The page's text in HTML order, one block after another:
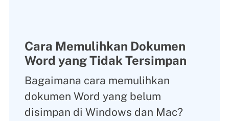
Cara Memulihkan Dokumen
Word yang Tidak Tersimpan
Bagaimana cara memulihkan
dokumen Word yang belum
disimpan di Windows dan Mac?